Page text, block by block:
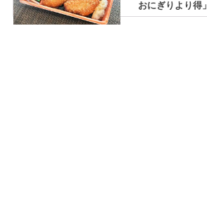
おにぎりより得」